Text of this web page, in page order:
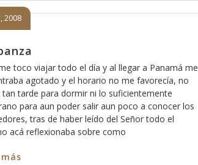
2008
toco viajar todo el día y al llegar a Panamá me
agotado y el horario no me favorecía, no
tan tarde para dormir ni lo suficientemente
para aun poder salir aun poco a conocer los
tras de haber leído del Señor todo el
acá reflexionaba sobre como